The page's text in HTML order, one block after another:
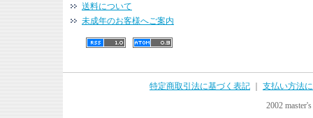
送料について
未成年のお客様へご案内
特定商取引法に基づく表記
支払い方法
2002